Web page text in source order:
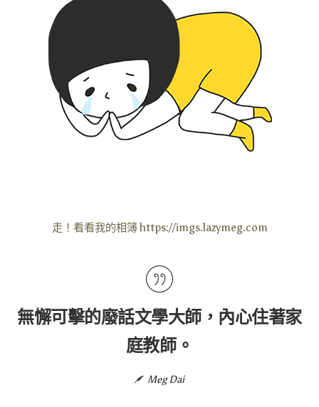
走！看看我的相簿 https://imgs.lazymeg.com
無懈可擊的廢話文學大師，內心住著家
庭教師。
Meg Dai